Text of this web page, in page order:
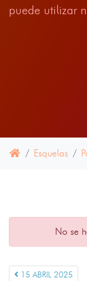
puede utilizar
Esquelas
No se
15 ABRIL 2025